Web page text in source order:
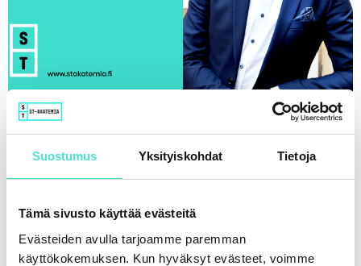
Suostumus Yksityiskohdat Tietoja
Tämä sivusto käyttää evästeitä
Evästeiden avulla tarjoamme paremman
käyttökokemuksen. Kun hyväksyt evästeet, voimme
Askelmerkkejä määrätietoiseen
vastuullisuusraportointiin
23.11.2020